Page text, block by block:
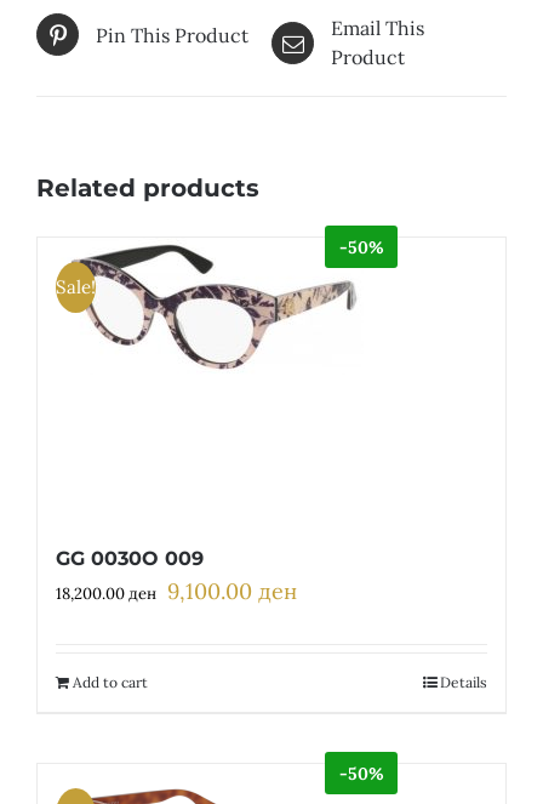
Pin This Product
Email This
Product
Related products
Sale!
-50%
GG 0030O 009
18,200.00ден Original
9,100.00 денCurrent
Add to cart Details
-50%